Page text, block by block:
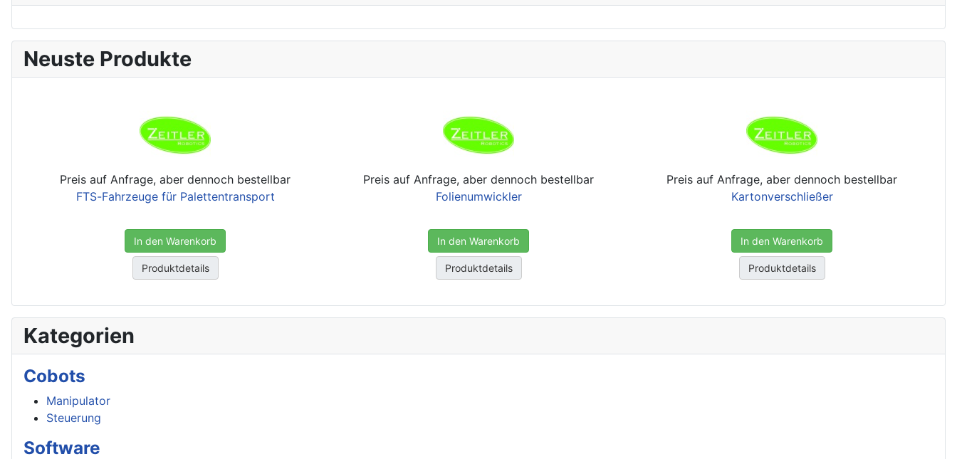
Kategorien
Cobots
Manipulator
Steuerung
Software
Neuste Produkte
Preis auf Anfrage, aber dennoch bestellbar
FTS-Fahrzeuge für Palettentransport
In den Warenkorb
Produktdetails
Preis auf Anfrage, aber dennoch bestellbar
Folienumwickler
In den Warenkorb
Produktdetails
Preis auf Anfrage, aber dennoch bestellbar
Kartonverschließer
In den Warenkorb
Produktdetails